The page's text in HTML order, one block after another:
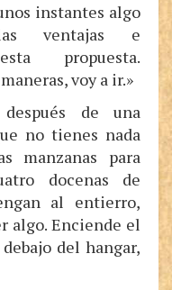
instantes algo
ventajas e
propuesta.
voy a ir.»
de una
no tienes nada
manzanas para
docenas de
al entierro,
algo. Enciende el
del hangar,